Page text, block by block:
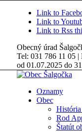
Link to
Link to
Link to Rss
Obecný úrad
Tel: 031 786 11 05
od 01.07.2025 do
Oznamy
Obec
História
Rod
Štatút